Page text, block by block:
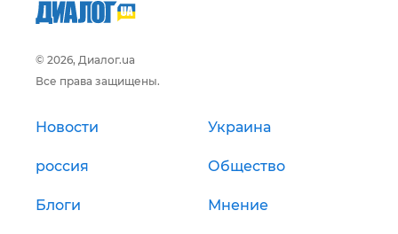
© 2026, Диалог.ua
Все права защищены.
Новости Украина
россия Общество
Блоги Мнение